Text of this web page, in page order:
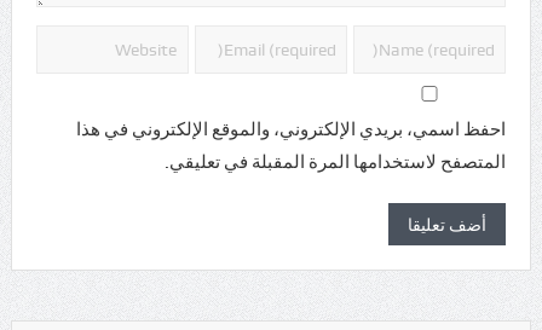
احفظ اسمي، بريدي الإلكتروني، والموقع الإلكتروني في هذا
المتصفح لاستخدامها المرة المقبلة في تعليقي.